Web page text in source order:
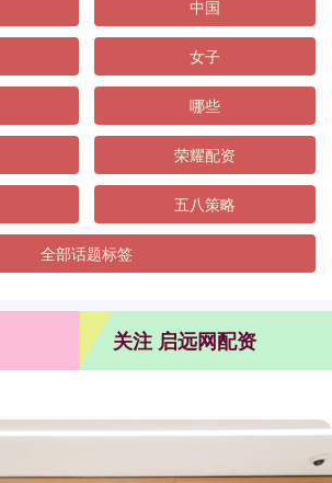
中国
女子
哪些
荣耀配资
五八策略
全部话题标签
关注 启远网配资